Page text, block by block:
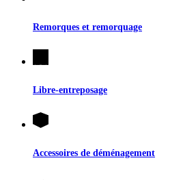
Remorques et remorquage
Libre-entreposage
Accessoires de déménagement